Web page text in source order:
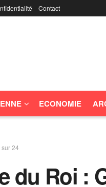
Contact
ECONOMIE
24
du Roi :